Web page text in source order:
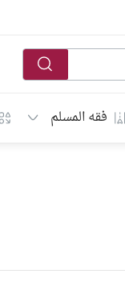
فقه المسلم